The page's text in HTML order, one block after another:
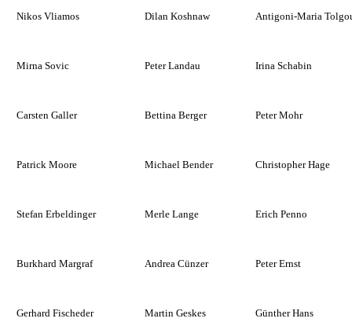
Nikos Vliamos Dilan Koshnaw Antigoni-Maria
Mirna Sovic Peter Landau Irina Schabin
Carsten Galler Bettina Berger Peter Mohr
Patrick Moore Michael Bender Christopher Hage
Stefan Erbeldinger Merle Lange Erich Penno
Burkhard Margraf Andrea Cünzer Peter Ernst
Gerhard Fischeder Martin Geskes Günther Hans